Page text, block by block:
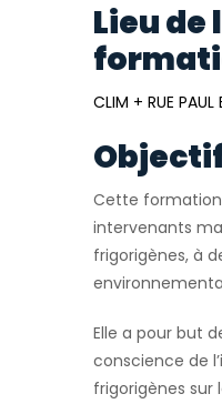
Lieu de
CLIM + RUE PAUL
Cette
intervenants
frigorigènes, à
Elle a pour but
conscience de
frigorigènes sur